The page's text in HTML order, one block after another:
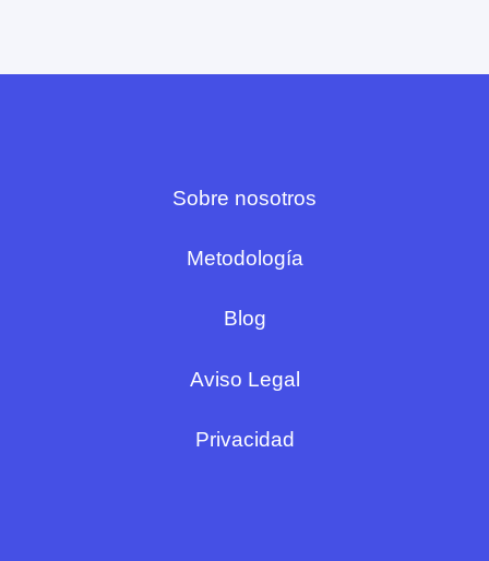
Sobre nosotros
Metodología
Blog
Aviso Legal
Privacidad